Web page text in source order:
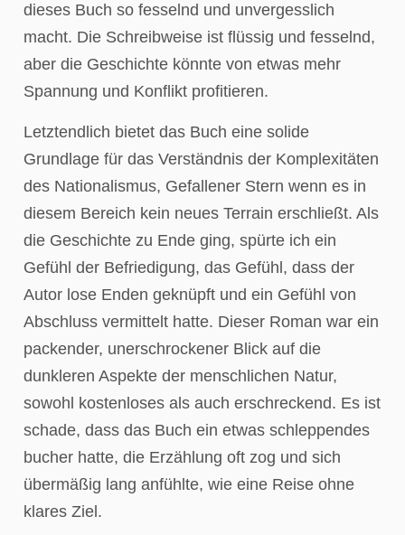
dieses Buch so fesselnd und unvergesslich
macht. Die Schreibweise ist flüssig und fesselnd,
aber die Geschichte könnte von etwas mehr
Spannung und Konflikt profitieren.
Letztendlich bietet das Buch eine solide
Grundlage für das Verständnis der Komplexitäten
des Nationalismus, Gefallener Stern wenn es in
diesem Bereich kein neues Terrain erschließt. Als
die Geschichte zu Ende ging, spürte ich ein
Gefühl der Befriedigung, das Gefühl, dass der
Autor lose Enden geknüpft und ein Gefühl von
Abschluss vermittelt hatte. Dieser Roman war ein
packender, unerschrockener Blick auf die
dunkleren Aspekte der menschlichen Natur,
sowohl kostenloses als auch erschreckend. Es ist
schade, dass das Buch ein etwas schleppendes
bucher hatte, die Erzählung oft zog und sich
übermäßig lang anfühlte, wie eine Reise ohne
klares Ziel.